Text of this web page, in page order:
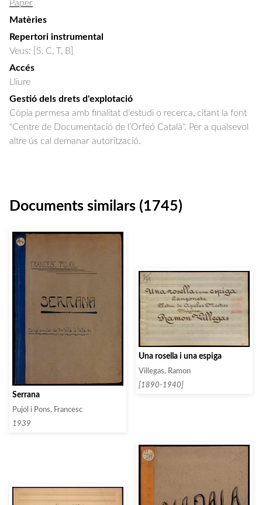
Paper
Matèries
Repertori instrumental
Veus: [S, C, T, B]
Accés
Lliure
Gestió dels drets d'explotació
Còpia permesa amb finalitat d'estudi o recerca, citant la font
"Centre de Documentació de l’Orfeó Català". Per a qualsevol
altre ús cal demanar autorització.
Documents similars (1745)
Serrana
Pujol i Pons, Francesc
1939
Una rosella i una espiga
Villegas, Ramon
[1890-1940]